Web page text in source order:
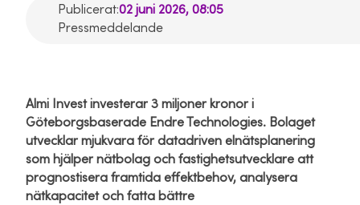
Publicerat:02 juni 2026, 08:05
Pressmeddelande
Almi Invest investerar 3 miljoner kronor i
Göteborgsbaserade Endre Technologies. Bolaget
utvecklar mjukvara för datadriven elnätsplanering
som hjälper nätbolag och fastighetsutvecklare att
prognostisera framtida effektbehov, analysera
nätkapacitet och fatta bättre